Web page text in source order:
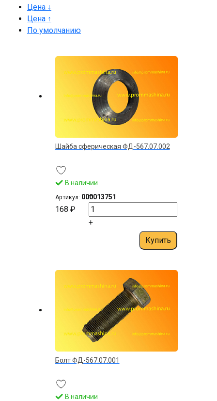
Цена ↓
Цена ↑
По умолчанию
Шайба сферическая ФД-567.07.002
В наличии
Артикул: 000013751
168 ₽
–
+
Купить
Болт ФД-567.07.001
В наличии